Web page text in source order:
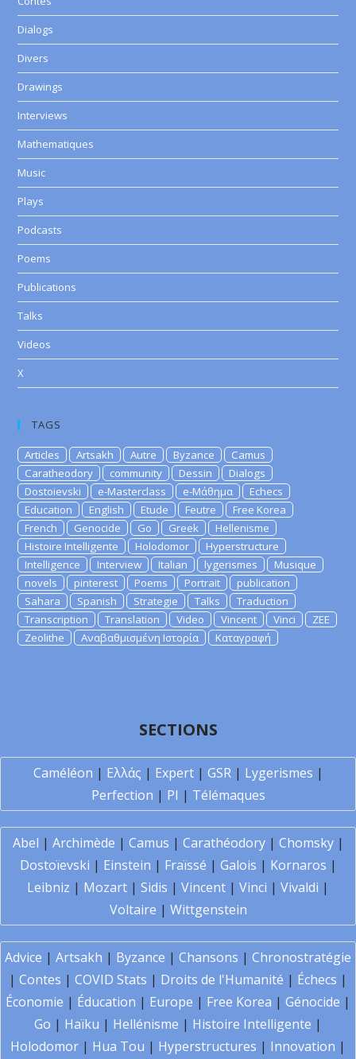
Dialogs
Divers
Drawings
Interviews
Mathematiques
Music
Plays
Podcasts
Poems
Publications
Talks
Videos
X
TAGS
Articles Artsakh Autre Byzance
Camus
Caratheodory
community Dessin
Dialogs
Dostoievski
e-Masterclass e-Μάθημα
Echecs
Education
English Etude Feutre
Free Korea
French
Genocide Go Greek
Hellenisme
Histoire Intelligente
Holodomor
Hyperstructure
Intelligence
Interview Italian lygerismes
Musique
novels
pinterest Poems Portrait
publication
Sahara
Spanish Strategie Talks
Traduction
Transcription
Translation Video Vincent Vinci
ZEE
Zeolithe
Αναβαθμισμένη Ιστορία Καταγραφή
SECTIONS
Caméléon | Ελλάς | Expert| GSR| Lygerismes |
Perfection | PI | Télémaques
Abel | Archimède | Camus | Carathéodory| Chomsky|
Dostoïevski | Einstein | Fraïssé | Galois | Kornaros |
Leibniz | Mozart | Sidis | Vincent | Vinci | Vivaldi |
Voltaire | Wittgenstein
Advice | Artsakh | Byzance | Chansons | Chronostratégie
| Contes | COVID Stats | Droits de l'Humanité | Échecs |
Économie | Éducation | Europe | Free Korea | Génocide |
Go | Haïku | Hellénisme | Histoire Intelligente |
Holodomor | Hua Tou | Hyperstructures | Innovation |